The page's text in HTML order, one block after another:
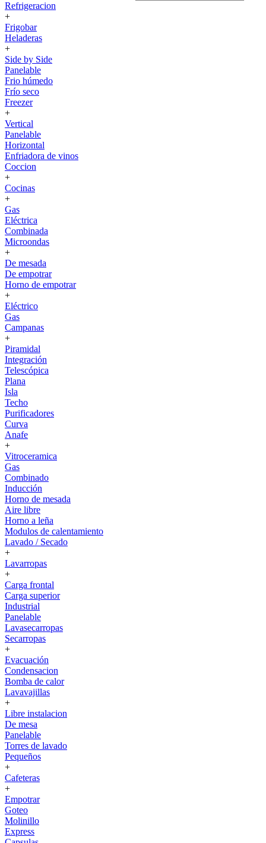
Refrigeracion
+
Frigobar
Heladeras
+
Side by Side
Panelable
Frio húmedo
Frío seco
Freezer
+
Vertical
Panelable
Horizontal
Enfriadora de vinos
Coccion
+
Cocinas
+
Gas
Eléctrica
Combinada
Microondas
+
De mesada
De empotrar
Horno de empotrar
+
Eléctrico
Gas
Campanas
+
Piramidal
Integración
Telescópica
Plana
Isla
Techo
Purificadores
Curva
Anafe
+
Vitroceramica
Gas
Combinado
Inducción
Horno de mesada
Aire libre
Horno a leña
Modulos de calentamiento
Lavado / Secado
+
Lavarropas
+
Carga frontal
Carga superior
Industrial
Panelable
Lavasecarropas
Secarropas
+
Evacuación
Condensacion
Bomba de calor
Lavavajillas
+
Libre instalacion
De mesa
Panelable
Torres de lavado
Pequeños
+
Cafeteras
+
Empotrar
Goteo
Molinillo
Express